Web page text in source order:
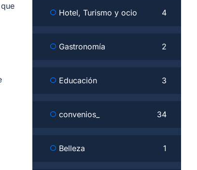
Hotel, Turismo y ocio 4
Gastronomía 2
Educación 3
convenios_ 34
Belleza 1